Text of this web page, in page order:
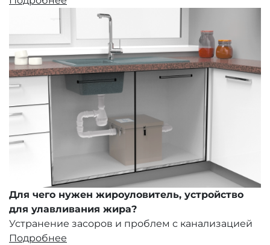
Для чего нужен жироуловитель, устройство
для улавливания жира?
Устранение засоров и проблем с канализацией
Подробнее